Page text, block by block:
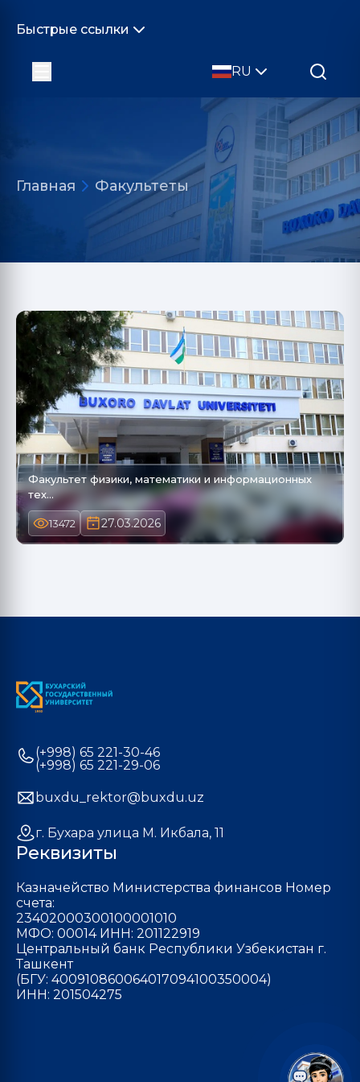
Быстрые ссылки
RU
Главная Факультеты
Факультет физики, математики и информационных
тех…
13472 27.03.2026
(+998) 65 221-30-46
(+998) 65 221-29-06
buxdu_rektor@buxdu.uz
г. Бухара улица М. Икбала, 11
Реквизиты
Казначейство Министерства финансов Номер
счета:
23402000300100001010
МФО: 00014 ИНН: 201122919
Центральный банк Республики Узбекистан г.
Ташкент
(БГУ: 400910860064017094100350004)
ИНН: 201504275